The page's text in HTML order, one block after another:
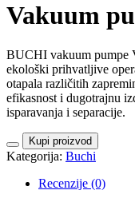
Vakuum
BUCHI vakuum pumpe
ekološki prihvatljive
otapala različitih
efikasnost i dugotrajnu
isparavanja i separacije.
Kupi proizvod
Kategorija: Buchi
Recenzije (0)